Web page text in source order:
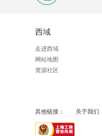
西域
走进西域
网站地图
资源社区
其他链接： 关于我们